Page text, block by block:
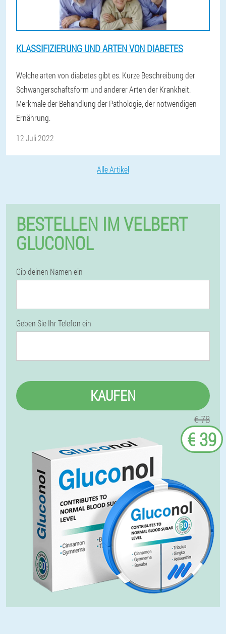
KLASSIFIZIERUNG UND ARTEN VON DIABETES
Welche arten von diabetes gibt es. Kurze Beschreibung der
Schwangerschaftsform und anderer Arten der Krankheit.
Merkmale der Behandlung der Pathologie, der notwendigen
Ernährung.
12 Juli 2022
Alle Artikel
BESTELLEN IM VELBERT
GLUCONOL
Gib deinen Namen ein
Geben Sie Ihr Telefon ein
KAUFEN
€ 78
€ 39